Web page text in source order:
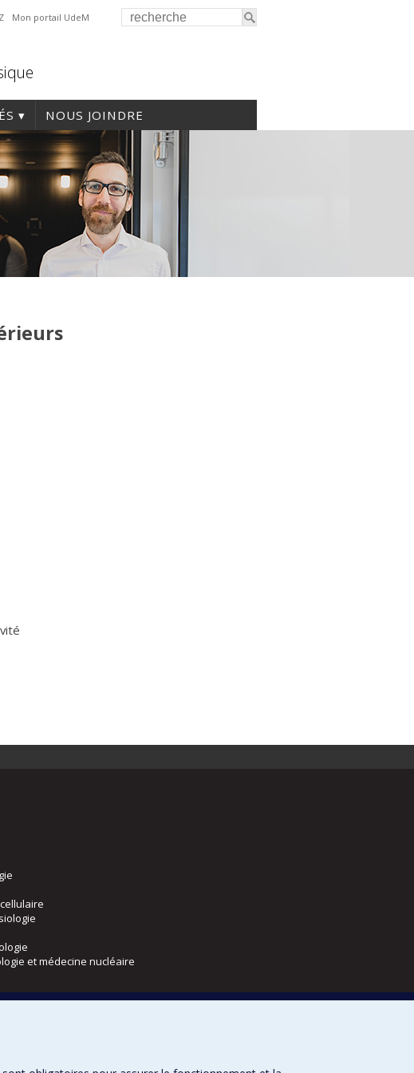
Mon portail UdeM
NOUS JOINDRE
et médecine nucléaire